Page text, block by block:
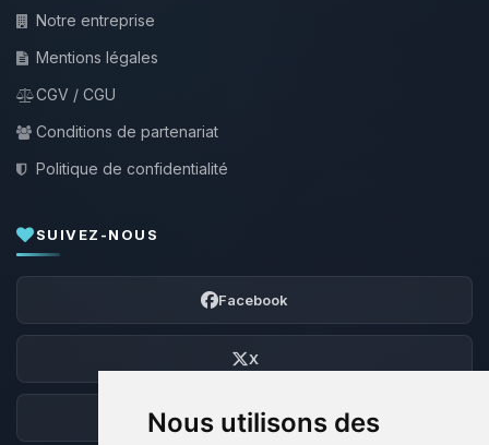
Nous utilisons des
Notre entreprise
Mentions légales
CGV / CGU
Conditions de partenariat
Politique de confidentialité
SUIVEZ-NOUS
Facebook
X
Discord